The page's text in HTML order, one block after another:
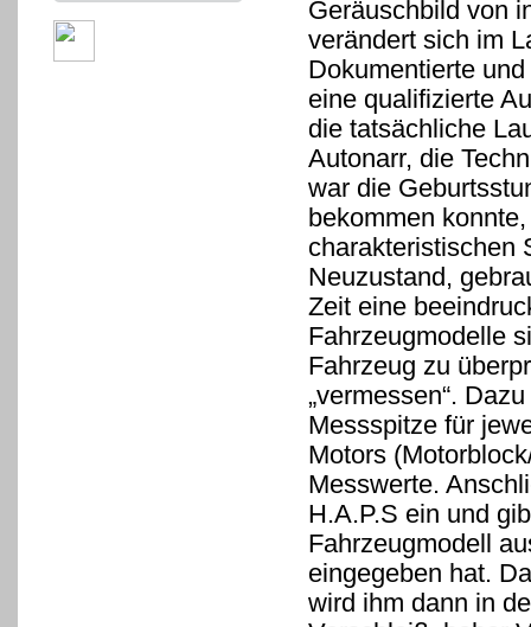
Geräuschbild von
verändert sich im
Dokumentierte
eine qualifizierte
die tatsächliche
Autonarr, die
war die
bekommen
charakteristischen
Neuzustand,
Zeit eine
Fahrzeugmodelle
Fahrzeug zu
„vermessen“.
Messspitze für
Motors
Messwerte.
H.A.P.S ein und
Fahrzeugmodell
eingegeben hat.
wird ihm dann in